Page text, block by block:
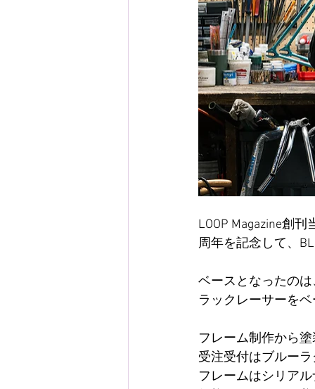
LOOP Magazine創
周年を記念して、
ベースとなったの
ラックレーサーを
フレーム制作から
受注受付はブルー
フレームはシリア